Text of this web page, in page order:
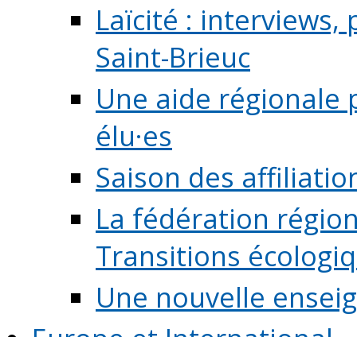
Laïcité :
Saint-Brieuc
Une aide régionale
élu·es
Saison des
La fédération
Transitions
Une nouvelle